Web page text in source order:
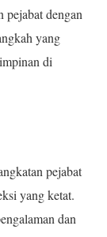
pejabat dengan
yang
di
pejabat
yang ketat.
dan